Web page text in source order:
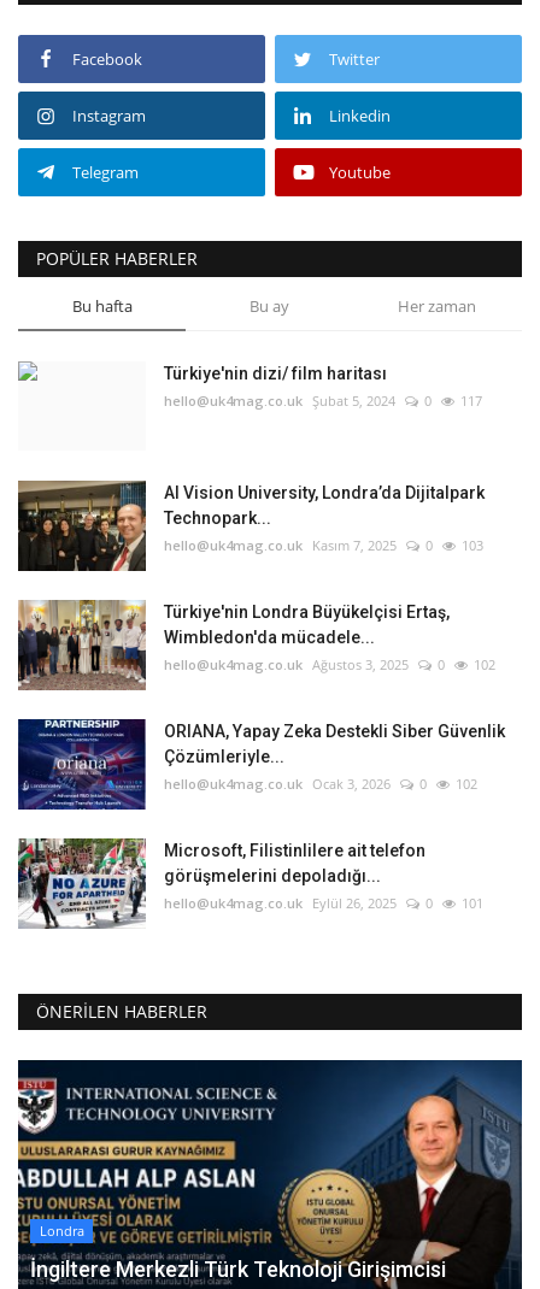
Facebook Twitter
Instagram Linkedin
Telegram Youtube
POPÜLER HABERLER
Bu hafta Bu ay Her zaman
Türkiye'nin dizi/ film haritası
hello@uk4mag.co.uk Şubat 5, 2024 0 117
AI Vision University, Londra’da Dijitalpark
Technopark...
hello@uk4mag.co.uk Kasım 7, 2025 0 103
Türkiye'nin Londra Büyükelçisi Ertaş,
Wimbledon'da mücadele...
hello@uk4mag.co.uk Ağustos 3, 2025 0 102
ORIANA, Yapay Zeka Destekli Siber Güvenlik
Çözümleriyle...
hello@uk4mag.co.uk Ocak 3, 2026 0 102
Microsoft, Filistinlilere ait telefon
görüşmelerini depoladığı...
hello@uk4mag.co.uk Eylül 26, 2025 0 101
ÖNERILEN HABERLER
Londra
İngiltere Merkezli Türk Teknoloji Girişimcisi